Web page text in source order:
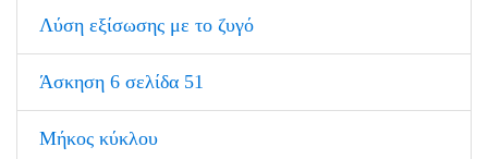
Λύση εξίσωσης με το ζυγό
Άσκηση 6 σελίδα 51
Μήκος κύκλου